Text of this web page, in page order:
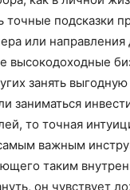
точные подсказки
или направления
высокодоходные
занять
заниматься
то точная
важным
таким
он чувствует